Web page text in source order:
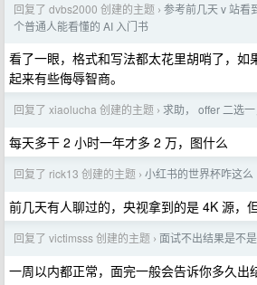
回复了 dvbs2000 创建的主题 › 参考前几天 v 站看
个普通人能看懂的 AI 入门书
看了一眼，格式和写法都太花里胡哨了，如
起来有些侮辱智商。
回复了 xiaolucha 创建的主题 › 求助， offer 二选
每天多干 2 小时一年才多 2 万，图什么
回复了 rick13 创建的主题 › 小红书的世界杯咋这么
前几天有人聊过的，央视拿到的是 4K 源，
回复了 victimsss 创建的主题 › 面试不出结果是不
一周以内都正常，面完一般会告诉你多久出